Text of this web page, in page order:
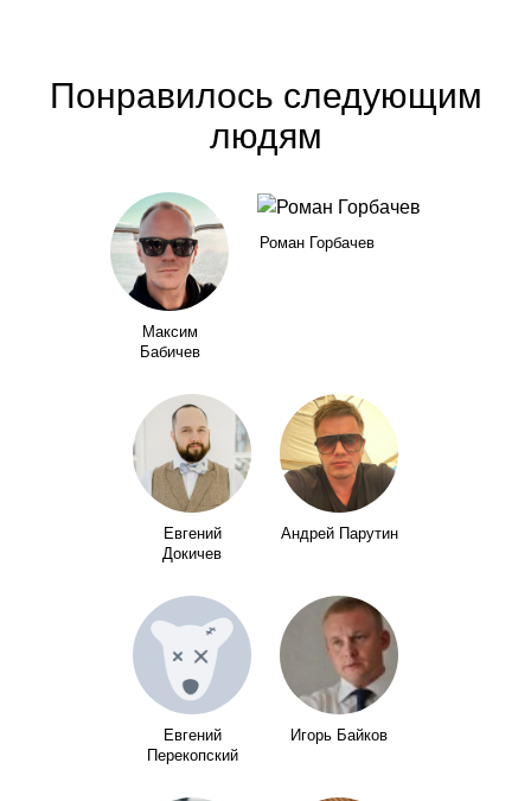
Понравилось следующим
людям
Максим
Бабичев
Роман Горбачев
Евгений
Докичев
Андрей Парутин
Евгений
Перекопский
Игорь Байков